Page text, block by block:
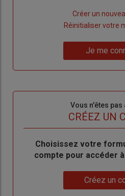
Créer un
de
Réinitialiser votre
me
Je me
Vous n'êtes pas
CRÉEZ UN
BodyChoisissez votre
compte pour accéder
Créez un